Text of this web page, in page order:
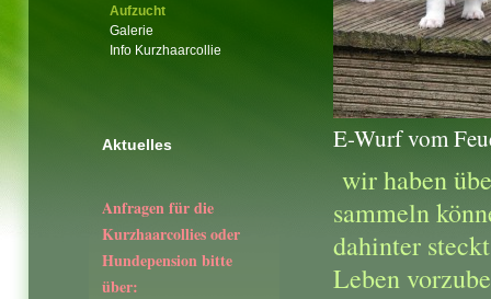
E-Wurf vom
wir haben
sammeln
dahinter
Leben
Aufzucht
Galerie
Info Kurzhaarcollie
Aktuelles
Anfragen für die
Kurzhaarcollies oder
Hundepension bitte
über: